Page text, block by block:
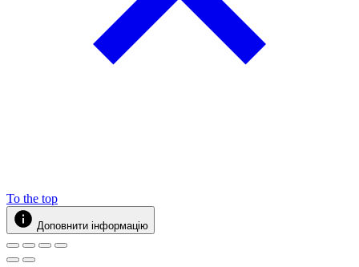
To the top
Доповнити інформацію